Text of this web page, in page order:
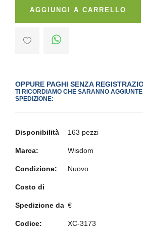
AGGIUNGI A CARRELLO
OPPURE PAGHI SENZA
TI RICORDIAMO CHE SARANNO
SPEDIZIONE:
Disponibilità 163 pezzi
Marca: Wisdom
Condizione: Nuovo
Costo di
Spedizione da €
Codice: XC-3173